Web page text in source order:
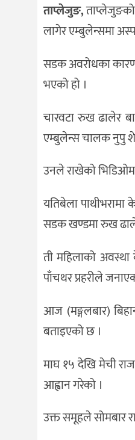
राजनीति
ताप्लेजुङ,
लागेर एम्बुलेन्समा
सडक अवरोधका कारण
भएको हो ।
चारवटा रुख ढालेर
एम्बुलेन्स चालक नुपु
उनले राखेको
यतिबेला पाथीभरामा
सडक खण्डमा रुख
ती महिलाको अवस्था
पाँचथर प्रहरीले
आज (मङ्गलबार)
बताइएको छ ।
माघ १५ देखि मेची
आह्वान गरेको ।
उक्त समूहले सोमबार